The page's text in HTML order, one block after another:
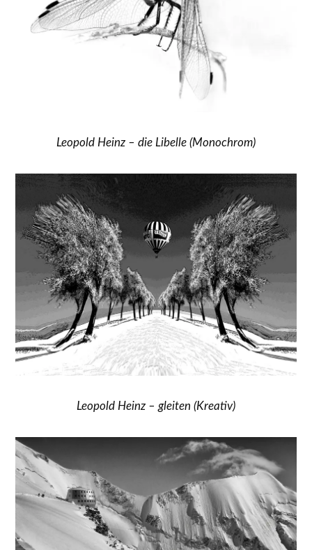
Leopold Heinz – die Libelle (Monochrom)
Leopold Heinz – gleiten (Kreativ)